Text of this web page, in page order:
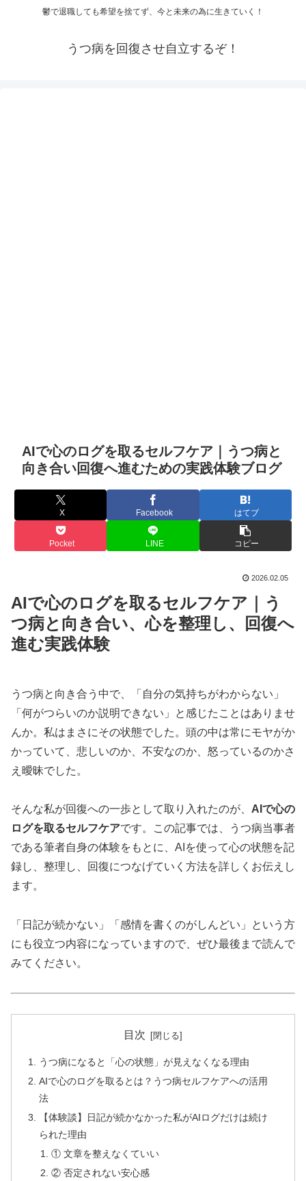
鬱で退職しても希望を捨てず、今と未来の為に生きていく！
うつ病を回復させ自立するぞ！
AIで心のログを取るセルフケア｜うつ病と
向き合い回復へ進むための実践体験ブログ
X Facebook はてブ
Pocket LINE コピー
2026.02.05
AIで心のログを取るセルフケア｜う
つ病と向き合い、心を整理し、回復へ
進む実践体験
うつ病と向き合う中で、「自分の気持ちがわからない」
「何がつらいのか説明できない」と感じたことはありませ
んか。私はまさにその状態でした。頭の中は常にモヤがか
かっていて、悲しいのか、不安なのか、怒っているのかさ
え曖昧でした。
そんな私が回復への一歩として取り入れたのが、 AIで心の
ログを取るセルフケアです。この記事では、うつ病当事者
である筆者自身の体験をもとに、AIを使って心の状態を記
録し、整理し、回復につなげていく方法を詳しくお伝えし
ます。
「日記が続かない」「感情を書くのがしんどい」という方
にも役立つ内容になっていますので、ぜひ最後まで読んで
みてください。
目次
うつ病になると「心の状態」が見えなくなる理由
AIで心のログを取るとは？うつ病セルフケアへの活用
法
【体験談】日記が続かなかった私がAIログだけは続け
られた理由
① 文章を整えなくていい
② 否定されない安心感